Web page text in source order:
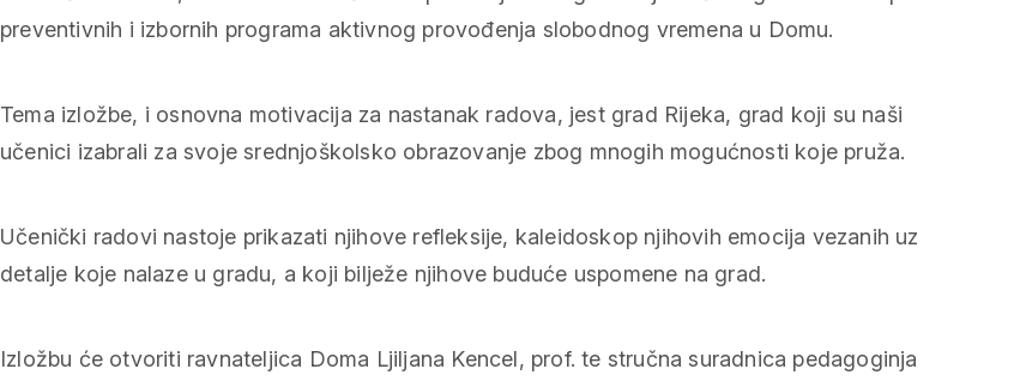
preventivnih i izbornih programa aktivnog provođenja slobodnog vremena u Domu.
Tema izložbe, i osnovna motivacija za nastanak radova, jest grad Rijeka, grad koji su naši
učenici izabrali za svoje srednjoškolsko obrazovanje zbog mnogih mogućnosti koje pruža.
Učenički radovi nastoje prikazati njihove refleksije, kaleidoskop njihovih emocija vezanih uz
detalje koje nalaze u gradu, a koji bilježe njihove buduće uspomene na grad.
Izložbu će otvoriti ravnateljica Doma Ljiljana Kencel, prof. te stručna suradnica pedagoginja